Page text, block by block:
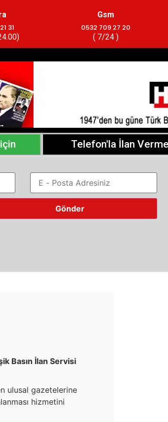
31
Gsm
0532 709 27 20
( 7/24 )
Telefon'la İlan
Basın İlan Servisi
ulusal gazetelerine
hizmetini